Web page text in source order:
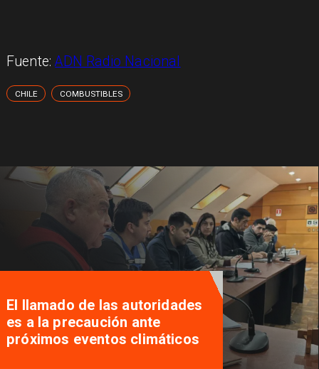
Fuente:ADN Radio Nacional
CHILE COMBUSTIBLES
El llamado de las autoridades
es a la precaución ante
próximos eventos climáticos